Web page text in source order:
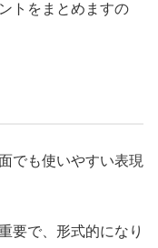
トをまとめますの
でも使いやすい表現
要で、形式的になり